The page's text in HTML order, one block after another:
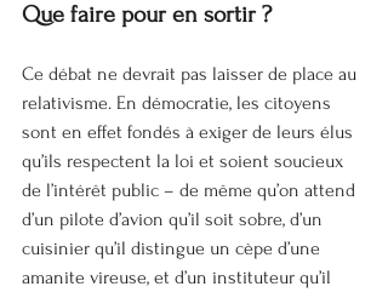
Que faire pour en sortir ?
Ce débat ne devrait pas laisser de place au
relativisme. En démocratie, les citoyens
sont en effet fondés à exiger de leurs élus
qu’ils respectent la loi et soient soucieux
de l’intérêt public – de même qu’on attend
d’un pilote d’avion qu’il soit sobre, d’un
cuisinier qu’il distingue un cèpe d’une
amanite vireuse, et d’un instituteur qu’il